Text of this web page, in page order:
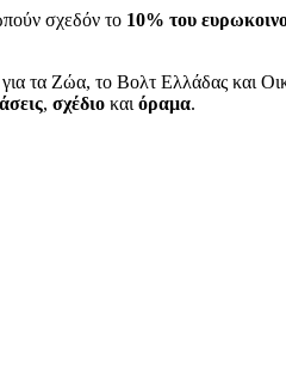
σχεδόν το 10% του
τα Ζώα, το Βολτ Ελλάδας και
, σχέδιο και όραμα.